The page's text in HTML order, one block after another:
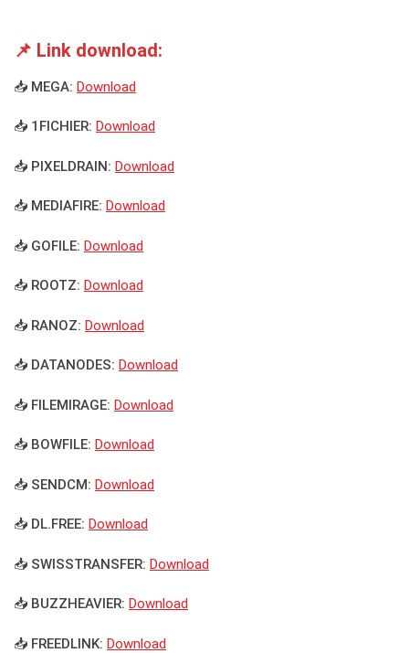
📌 Link download:
📥 MEGA: Download
📥 1FICHIER: Download
📥 PIXELDRAIN: Download
📥 MEDIAFIRE: Download
📥 GOFILE: Download
📥 ROOTZ: Download
📥 RANOZ: Download
📥 DATANODES: Download
📥 FILEMIRAGE: Download
📥 BOWFILE: Download
📥 SENDCM: Download
📥 DL.FREE: Download
📥 SWISSTRANSFER: Download
📥 BUZZHEAVIER: Download
📥 FREEDLINK: Download